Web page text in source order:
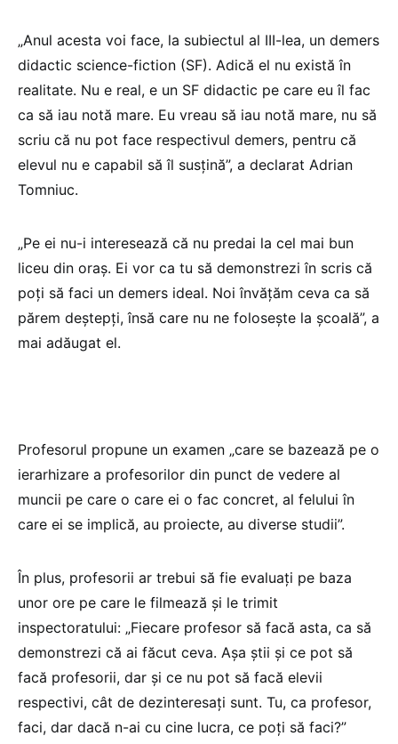
„Anul acesta voi face, la subiectul al III-lea, un demers
didactic science-fiction (SF). Adică el nu există în
realitate. Nu e real, e un SF didactic pe care eu îl fac
ca să iau notă mare. Eu vreau să iau notă mare, nu să
scriu că nu pot face respectivul demers, pentru că
elevul nu e capabil să îl susțină”, a declarat Adrian
Tomniuc.
„Pe ei nu-i interesează că nu predai la cel mai bun
liceu din oraș. Ei vor ca tu să demonstrezi în scris că
poți să faci un demers ideal. Noi învățăm ceva ca să
părem deștepți, însă care nu ne folosește la școală”, a
mai adăugat el.
Profesorul propune un examen „care se bazează pe o
ierarhizare a profesorilor din punct de vedere al
muncii pe care o care ei o fac concret, al felului în
care ei se implică, au proiecte, au diverse studii”.
În plus, profesorii ar trebui să fie evaluați pe baza
unor ore pe care le filmează și le trimit
inspectoratului: „Fiecare profesor să facă asta, ca să
demonstrezi că ai făcut ceva. Așa știi și ce pot să
facă profesorii, dar și ce nu pot să facă elevii
respectivi, cât de dezinteresați sunt. Tu, ca profesor,
faci, dar dacă n-ai cu cine lucra, ce poți să faci?”